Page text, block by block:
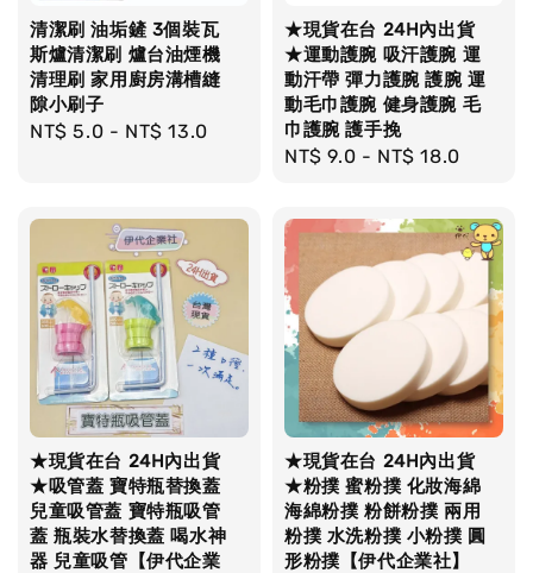
清潔刷 油垢鏟 3個裝瓦
斯爐清潔刷 爐台油煙機
清理刷 家用廚房溝槽縫
隙小刷子
Regular
NT$ 5.0 - NT$ 13.0
★現貨在台 24H內出貨
★運動護腕 吸汗護腕 運
動汗帶 彈力護腕 護腕 運
動毛巾護腕 健身護腕 毛
巾護腕 護手挽
Regular
NT$ 9.0 - NT$ 18.0
★現貨在台 24H內出貨
★吸管蓋 寶特瓶替換蓋
兒童吸管蓋 寶特瓶吸管
蓋 瓶裝水替換蓋 喝水神
器 兒童吸管【伊代企業
★現貨在台 24H內出貨
★粉撲 蜜粉撲 化妝海綿
海綿粉撲 粉餅粉撲 兩用
粉撲 水洗粉撲 小粉撲 圓
形粉撲【伊代企業社】